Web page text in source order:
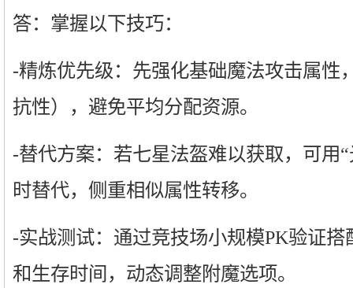
答：掌握以下技巧：
-精炼优先级：先强化基础魔法攻击属性
抗性），避免平均分配资源。
-替代方案：若七星法盔难以获取，可用
时替代，侧重相似属性转移。
-实战测试：通过竞技场小规模PK验证
和生存时间，动态调整附魔选项。